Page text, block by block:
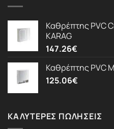
Καθρέπτης PVC
KARAG
147.26€
Καθρέπτης PVC
125.06€
ΚΑΛΎΤΕΡΕΣ ΠΩΛΉΣΕΙΣ